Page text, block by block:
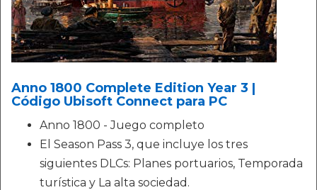
Anno 1800 Complete Edition Year 3 |
Código Ubisoft Connect para PC
Anno 1800 - Juego completo
El Season Pass 3, que incluye los tres
siguientes DLCs: Planes portuarios, Temporada
turística y La alta sociedad.